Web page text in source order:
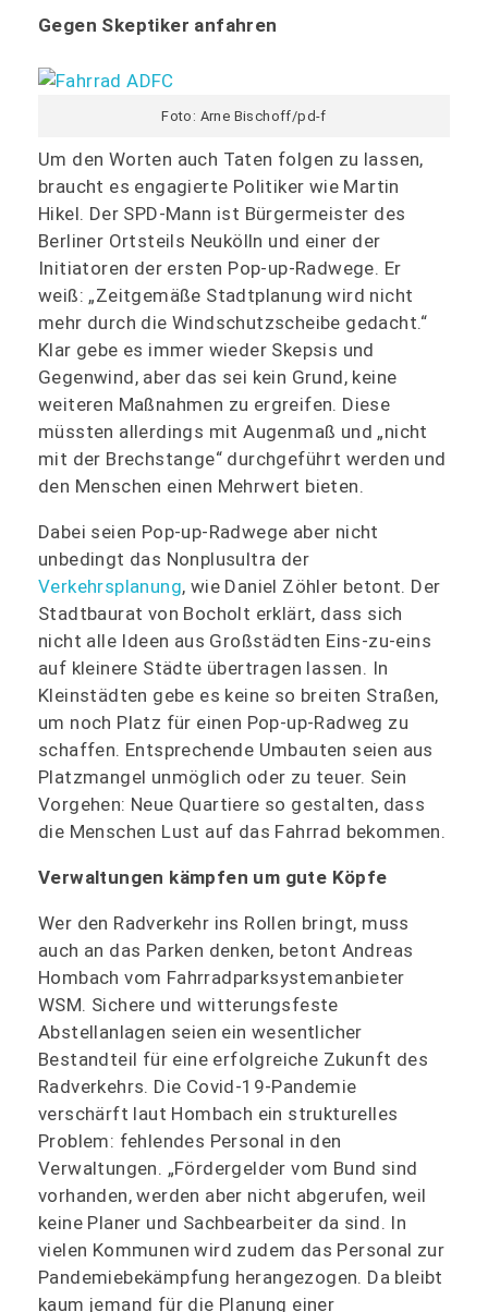
Gegen Skeptiker anfahren
Foto: Arne Bischoff/pd-f
Um den Worten auch Taten folgen zu lassen,
braucht es engagierte Politiker wie Martin
Hikel. Der SPD-Mann ist Bürgermeister des
Berliner Ortsteils Neukölln und einer der
Initiatoren der ersten Pop-up-Radwege. Er
weiß: „Zeitgemäße Stadtplanung wird nicht
mehr durch die Windschutzscheibe gedacht.“
Klar gebe es immer wieder Skepsis und
Gegenwind, aber das sei kein Grund, keine
weiteren Maßnahmen zu ergreifen. Diese
müssten allerdings mit Augenmaß und „nicht
mit der Brechstange“ durchgeführt werden und
den Menschen einen Mehrwert bieten.
Dabei seien Pop-up-Radwege aber nicht
unbedingt das Nonplusultra der
Verkehrsplanung, wie Daniel Zöhler betont. Der
Stadtbaurat von Bocholt erklärt, dass sich
nicht alle Ideen aus Großstädten Eins-zu-eins
auf kleinere Städte übertragen lassen. In
Kleinstädten gebe es keine so breiten Straßen,
um noch Platz für einen Pop-up-Radweg zu
schaffen. Entsprechende Umbauten seien aus
Platzmangel unmöglich oder zu teuer. Sein
Vorgehen: Neue Quartiere so gestalten, dass
die Menschen Lust auf das Fahrrad bekommen.
Verwaltungen kämpfen um gute Köpfe
Wer den Radverkehr ins Rollen bringt, muss
auch an das Parken denken, betont Andreas
Hombach vom Fahrradparksystemanbieter
WSM. Sichere und witterungsfeste
Abstellanlagen seien ein wesentlicher
Bestandteil für eine erfolgreiche Zukunft des
Radverkehrs. Die Covid-19-Pandemie
verschärft laut Hombach ein strukturelles
Problem: fehlendes Personal in den
Verwaltungen. „Fördergelder vom Bund sind
vorhanden, werden aber nicht abgerufen, weil
keine Planer und Sachbearbeiter da sind. In
vielen Kommunen wird zudem das Personal zur
Pandemiebekämpfung herangezogen. Da bleibt
kaum jemand für die Planung einer